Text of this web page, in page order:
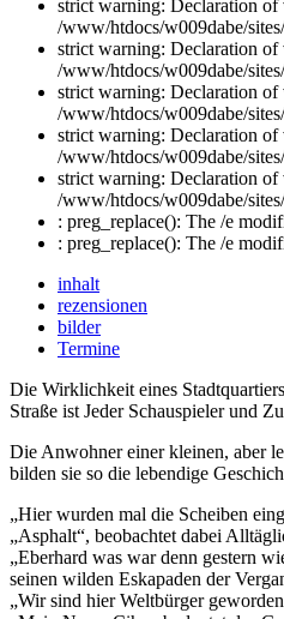
strict warning: Declaration
/www/htdocs/w009dabe/
strict warning: Declaration of
/www/htdocs/w009dabe/
strict warning: Declaration
/www/htdocs/w009dabe/
strict warning: Declaration
/www/htdocs/w009dabe/
strict warning: Declaration
/www/htdocs/w009dabe/
: preg_replace(): The /e
: preg_replace(): The /e
inhalt
rezensionen
bilder
Termine
Die Wirklichkeit eines
Straße ist Jeder Schauspieler und
Die Anwohner einer kleinen, aber
bilden sie so die lebendige
„Hier wurden mal die Scheiben
„Asphalt“, beobachtet dabei
„Eberhard was war denn gestern
seinen wilden Eskapaden der
„Wir sind hier Weltbürger